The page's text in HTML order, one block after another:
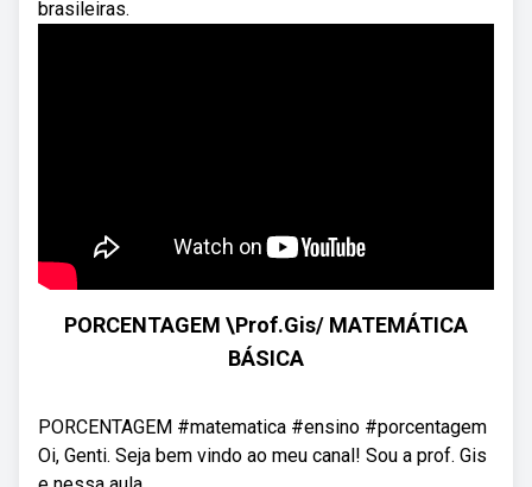
brasileiras.
PORCENTAGEM \Prof.Gis/ MATEMÁTICA
BÁSICA
PORCENTAGEM #matematica #ensino #porcentagem
Oi, Genti. Seja bem vindo ao meu canal! Sou a prof. Gis